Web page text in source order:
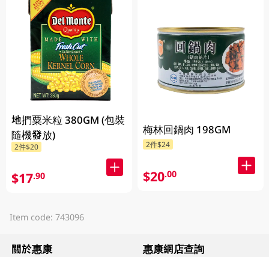
地捫粟米粒 380GM (包裝
隨機發放)
2件$20
$17.90
梅林回鍋肉 198GM
2件$24
$20.00
Item code: 743096
關於惠康 惠康網店查詢